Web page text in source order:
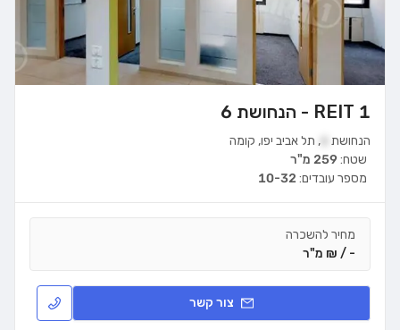
REIT 1 - הנחושת 6
הנחושת , תל אביב יפו, קומה
שטח:259 מ"ר
מספר עובדים: 10-32
מחיר להשכרה
- / ₪ מ"ר
צור קשר